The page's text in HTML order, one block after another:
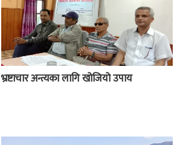
भ्रष्टाचार अन्त्यका लागि खोजियो उपाय